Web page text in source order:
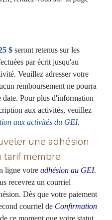
$ seront retenus sur les
par écrit jusqu'au
Veuillez adresser votre
remboursement ne pourra
date. Pour plus d'information
aux activités, veuillez
aux activités du GEI.
une adhésion
tarif membre
ligne votre adhésion au GEI.
recevrez un courriel
Dès que votre paiement
courriel de Confirmation